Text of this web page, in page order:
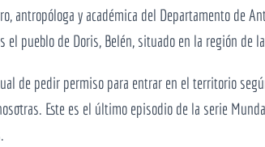
antropóloga y académica del Departamento de
el pueblo de Doris, Belén, situado en la región de
de pedir permiso para entrar en el territorio
Este es el último episodio de la serie